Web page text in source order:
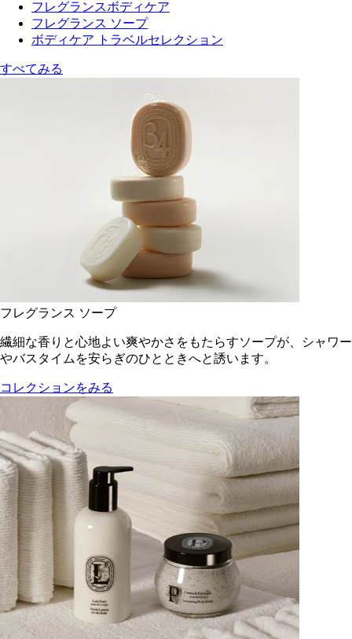
フレグランスボディケア
フレグランス ソープ
ボディケア トラベルセレクション
すべてみる
フレグランス ソープ
繊細な香りと心地よい爽やかさをもたらすソープが、シャワー
やバスタイムを安らぎのひとときへと誘います。
コレクションをみる